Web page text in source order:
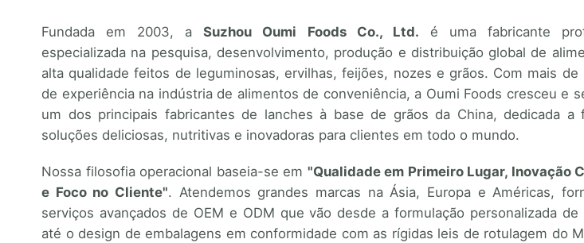
Fundada em 2003, aSuzhou Oumi Foods Co., Ltd. é uma fabricante
especializada na pesquisa, desenvolvimento, produção e distribuição global de
alta qualidade feitos de leguminosas, ervilhas, feijões, nozes e grãos. Com mais de
de experiência na indústria de alimentos de conveniência, a Oumi Foods cresceu e
um dos principais fabricantes de lanches à base de grãos da China, dedicada a
soluções deliciosas, nutritivas e inovadoras para clientes em todo o mundo.
Nossa filosofia operacional baseia-se em "Qualidade em Primeiro Lugar, Inovação
e Foco no Cliente". Atendemos grandes marcas na Ásia, Europa e Américas,
serviços avançados de OEM e ODM que vão desde a formulação personalizada de
até o design de embalagens em conformidade com as rígidas leis de rotulagem do